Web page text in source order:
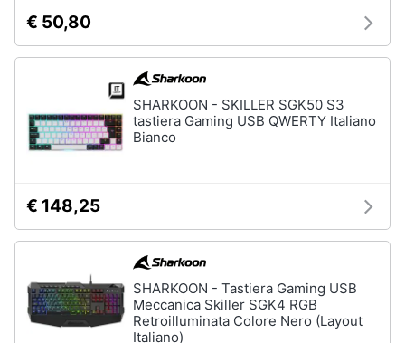
€ 50,80
SHARKOON - SKILLER SGK50 S3
tastiera Gaming USB QWERTY Italiano
Bianco
€ 148,25
SHARKOON - Tastiera Gaming USB
Meccanica Skiller SGK4 RGB
Retroilluminata Colore Nero (Layout
Italiano)